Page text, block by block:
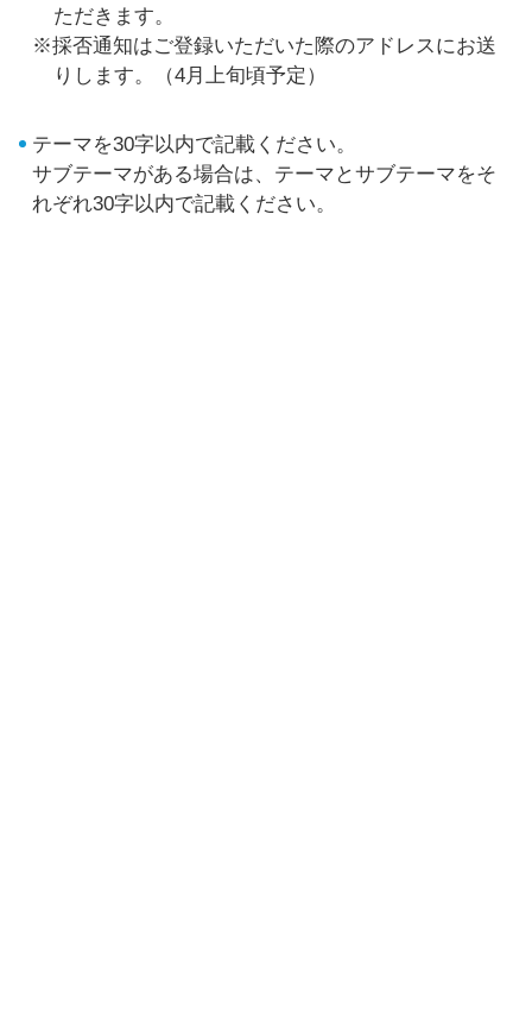
ただきます。
※採否通知はご登録いただいた際のアドレスにお送
りします。（4月上旬頃予定）
テーマを30字以内で記載ください。
サブテーマがある場合は、テーマとサブテーマをそ
れぞれ30字以内で記載ください。